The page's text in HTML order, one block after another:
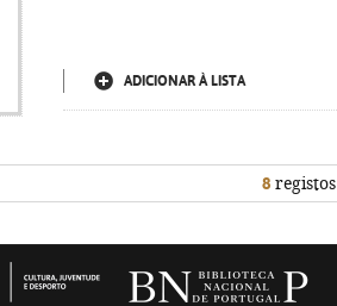
ADICIONAR À LISTA
8 registos